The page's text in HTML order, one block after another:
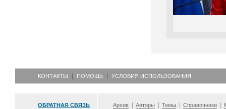
КОНТАКТЫ ПОМОЩЬ УСЛОВИЯ ИСПОЛЬЗОВАНИЯ
ОБРАТНАЯ СВЯЗЬ Архив Авторы Темы Справочники